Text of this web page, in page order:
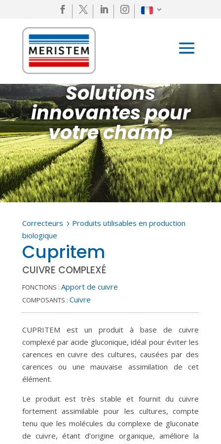
   
Solutions
innovantes pour
votre champ
Correcteurs 5 Produits utilisables en production
biologique
Cupritem
CUIVRE COMPLEXÉ
FONCTIONS : Apport de cuivre
COMPOSANTS : Cuivre
CUPRITEM est un produit à base de cuivre
complexé par acide gluconique, idéal pour éviter les
carences en cuivre des cultures, causées par des
carences ou une mauvaise assimilation de cet
élément.
Le produit est très stable et fournit du cuivre
fortement assimilable pour les cultures, compte
tenu que les molécules du complexe de gluconate
de cuivre, étant d’origine organique, améliore la